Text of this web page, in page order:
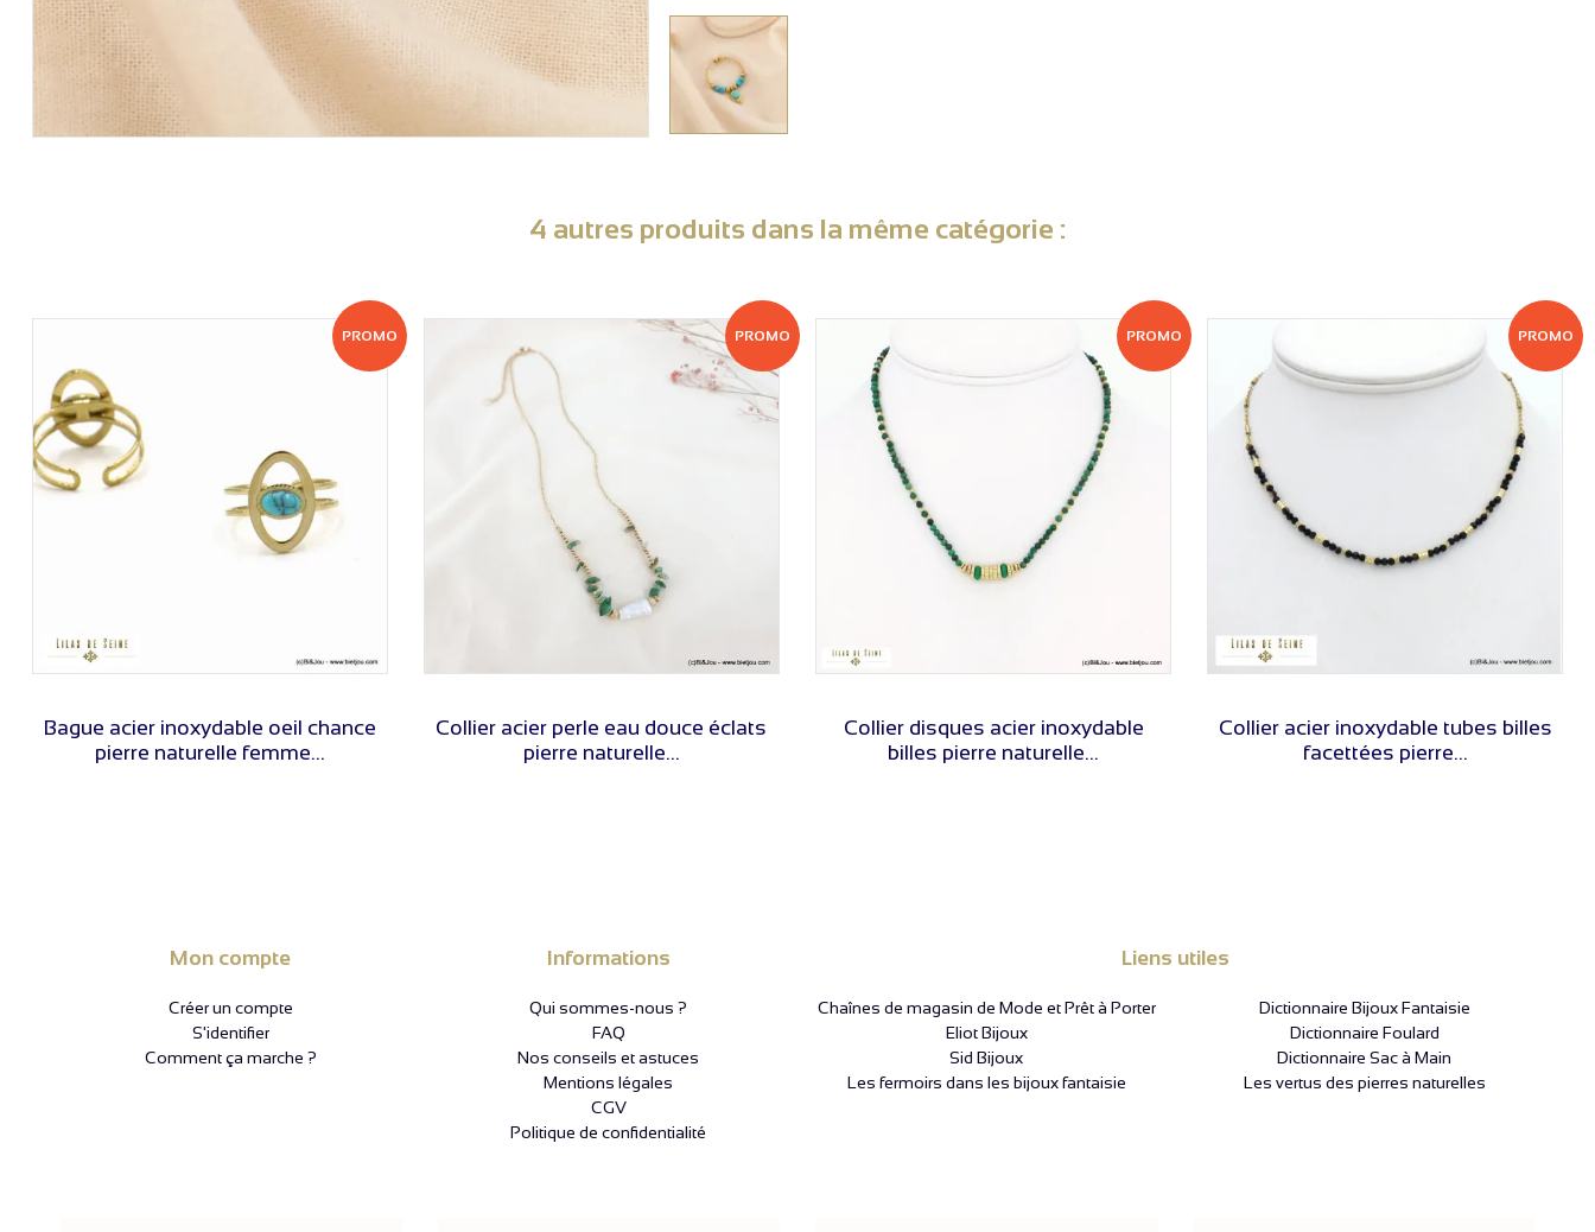
4 autres produits dans la même catégorie :
Bague acier inoxydable oeil chance
pierre naturelle femme...
PROMO
Collier acier perle eau douce éclats
pierre naturelle...
PROMO
Collier disques acier inoxydable
billes pierre naturelle...
PROMO
Collier acier inoxydable tubes billes
facettées pierre...
PROMO
Mon compte
Créer un compte
S'identifier
Comment ça marche ?
Informations
Qui sommes-nous ?
FAQ
Nos conseils et astuces
Mentions légales
CGV
Politique de confidentialité
Liens utiles
Chaînes de magasin de Mode et Prêt à Porter
Dictionnaire Bijoux Fantaisie
Eliot Bijoux
Dictionnaire Foulard
Sid Bijoux
Dictionnaire Sac à Main
Les fermoirs dans les bijoux fantaisie
Les vertus des pierres naturelles